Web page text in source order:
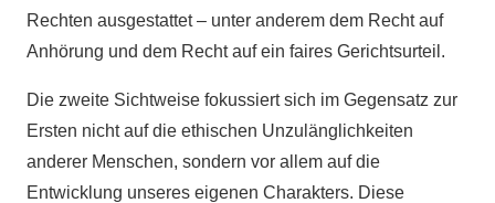
Rechten ausgestattet – unter anderem dem Recht auf
Anhörung und dem Recht auf ein faires Gerichtsurteil.
Die zweite Sichtweise fokussiert sich im Gegensatz zur
Ersten nicht auf die ethischen Unzulänglichkeiten
anderer Menschen, sondern vor allem auf die
Entwicklung unseres eigenen Charakters. Diese